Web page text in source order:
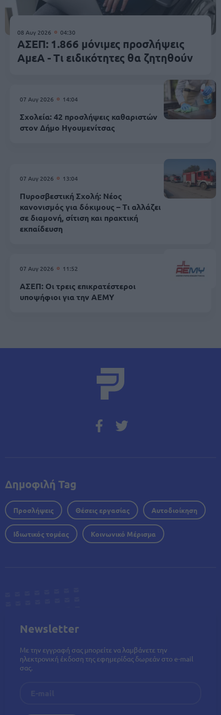
08 Αυγ 2026 04:30
ΑΣΕΠ: 1.866 μόνιμες προσλήψεις
ΑμεΑ - Τι ειδικότητες θα ζητηθούν
07 Αυγ 2026 14:04
Σχολεία: 42 προσλήψεις καθαριστών
στον Δήμο Ηγουμενίτσας
07 Αυγ 2026 13:04
Πυροσβεστική Σχολή: Νέος
κανονισμός για δόκιμους – Τι αλλάζει
σε διαμονή, σίτιση και πρακτική
εκπαίδευση
07 Αυγ 2026 11:52
ΑΣΕΠ: Οι τρεις επικρατέστεροι
υποψήφιοι για την ΑΕΜΥ
Δημοφιλή Tag
Προσλήψεις Θέσεις εργασίας Αυτοδιοίκηση
Ιδιωτικός τομέας Κοινωνικό Μέρισμα
Newsletter
Με την εγγραφή σας μπορείτε να λαμβάνετε την
ηλεκτρονική έκδοση της εφημερίδας δωρεάν στο e-mail
σας.